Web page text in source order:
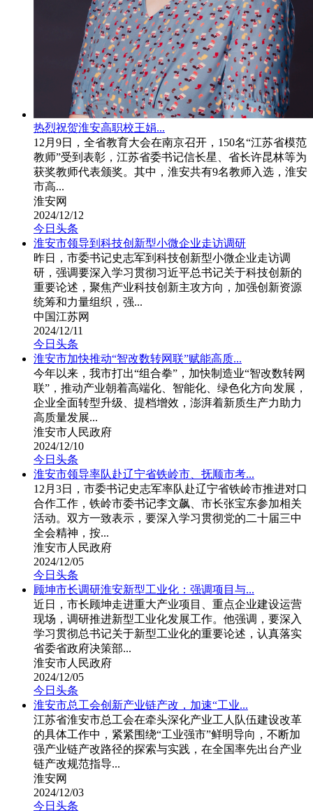
热烈祝贺淮安高职校王娟...
12月9日，全省教育大会在南京召开，150名“江苏省模范
教师”受到表彰，江苏省委书记信长星、省长许昆林等为
获奖教师代表颁奖。其中，淮安共有9名教师入选，淮安
市高...
淮安网
2024/12/12
今日头条
淮安市领导到科技创新型小微企业走访调研
昨日，市委书记史志军到科技创新型小微企业走访调
研，强调要深入学习贯彻习近平总书记关于科技创新的
重要论述，聚焦产业科技创新主攻方向，加强创新资源
统筹和力量组织，强...
中国江苏网
2024/12/11
今日头条
淮安市加快推动“智改数转网联”赋能高质...
今年以来，我市打出“组合拳”，加快制造业“智改数转网
联”，推动产业朝着高端化、智能化、绿色化方向发展，
企业全面转型升级、提档增效，澎湃着新质生产力助力
高质量发展...
淮安市人民政府
2024/12/10
今日头条
淮安市领导率队赴辽宁省铁岭市、抚顺市考...
12月3日，市委书记史志军率队赴辽宁省铁岭市推进对口
合作工作，铁岭市委书记李文飙、市长张宝东参加相关
活动。双方一致表示，要深入学习贯彻党的二十届三中
全会精神，按...
淮安市人民政府
2024/12/05
今日头条
顾坤市长调研淮安新型工业化：强调项目与...
近日，市长顾坤走进重大产业项目、重点企业建设运营
现场，调研推进新型工业化发展工作。他强调，要深入
学习贯彻总书记关于新型工业化的重要论述，认真落实
省委省政府决策部...
淮安市人民政府
2024/12/05
今日头条
淮安市总工会创新产业链产改，加速“工业...
江苏省淮安市总工会在牵头深化产业工人队伍建设改革
的具体工作中，紧紧围绕“工业强市”鲜明导向，不断加
强产业链产改路径的探索与实践，在全国率先出台产业
链产改规范指导...
淮安网
2024/12/03
今日头条